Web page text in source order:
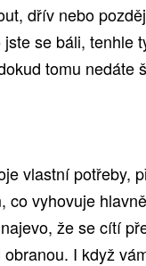
dřív nebo
se báli, tenhle
tomu nedáte
vlastní potřeby,
vyhovuje
že se cítí
I když